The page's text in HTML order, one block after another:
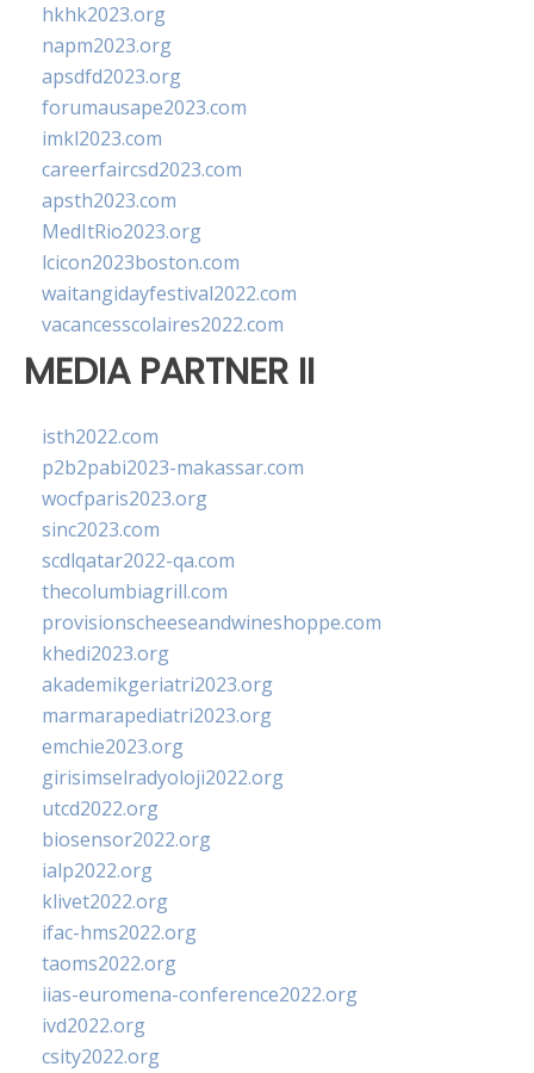
hkhk2023.org
napm2023.org
apsdfd2023.org
forumausape2023.com
imkl2023.com
careerfaircsd2023.com
apsth2023.com
MedItRio2023.org
lcicon2023boston.com
waitangidayfestival2022.com
vacancesscolaires2022.com
MEDIA PARTNER II
isth2022.com
p2b2pabi2023-makassar.com
wocfparis2023.org
sinc2023.com
scdlqatar2022-qa.com
thecolumbiagrill.com
provisionscheeseandwineshoppe.com
khedi2023.org
akademikgeriatri2023.org
marmarapediatri2023.org
emchie2023.org
girisimselradyoloji2022.org
utcd2022.org
biosensor2022.org
ialp2022.org
klivet2022.org
ifac-hms2022.org
taoms2022.org
iias-euromena-conference2022.org
ivd2022.org
csity2022.org